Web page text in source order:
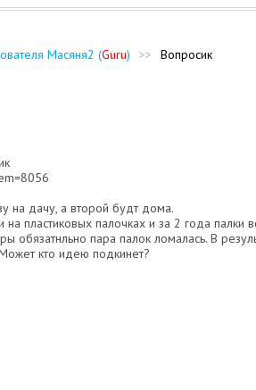
Масяня2 (Guru) >> Вопросик
на дачу, а второй будт дома.
пластиковых палочках и за 2 года
обязатнльно пара палок ломалась. В
кто идею подкинет?